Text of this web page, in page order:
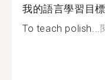
我的語言學習目標
To teach polish...